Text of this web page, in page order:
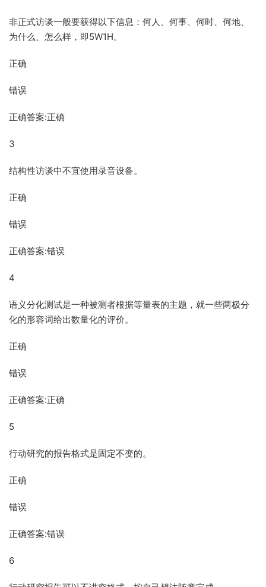
非正式访谈一般要获得以下信息：何人、何事、何时、何地、
为什么、怎么样，即5W1H。
正确
错误
正确答案:正确
3
结构性访谈中不宜使用录音设备。
正确
错误
正确答案:错误
4
语义分化测试是一种被测者根据等量表的主题，就一些两极分
化的形容词给出数量化的评价。
正确
错误
正确答案:正确
5
行动研究的报告格式是固定不变的。
正确
错误
正确答案:错误
6